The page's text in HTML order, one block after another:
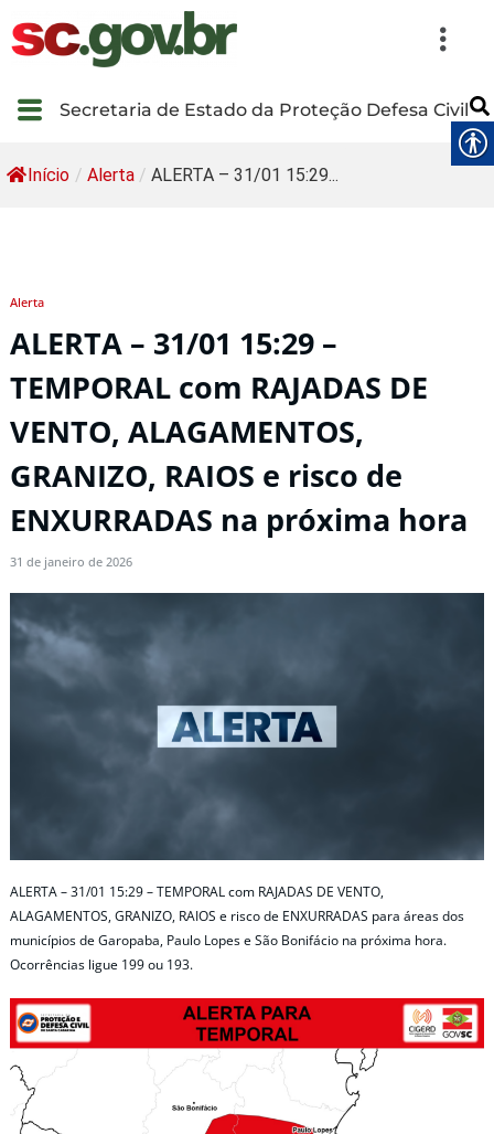
Secretaria de Estado da Proteção Defesa Civil
Início / Alerta / ALERTA – 31/01 15:29...
Alerta
ALERTA – 31/01 15:29 –
TEMPORAL com RAJADAS DE
VENTO, ALAGAMENTOS,
GRANIZO, RAIOS e risco de
ENXURRADAS na próxima hora
31 de janeiro de 2026
ALERTA – 31/01 15:29 – TEMPORAL com RAJADAS DE VENTO,
ALAGAMENTOS, GRANIZO, RAIOS e risco de ENXURRADAS para áreas dos
municípios de Garopaba, Paulo Lopes e São Bonifácio na próxima hora.
Ocorrências ligue 199 ou 193.